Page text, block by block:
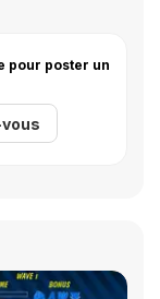
pour poster un